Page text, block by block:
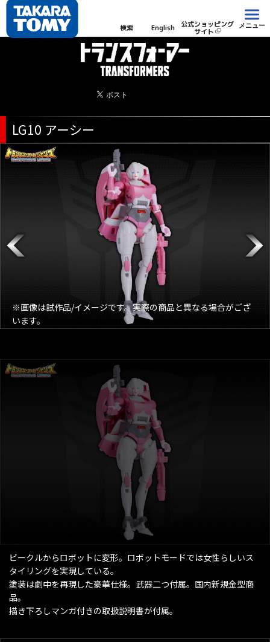
検索 English 公式ショッピング
サイト
メニュー
LG10 アーシー
※画像は試作品/イメージです。実際の商品と異なる場合がござ
います。
ビークルからロボットに変形。ロボットモードでは女性らしいス
タイリングを実現している。
塗装は劇中を再現した豪華仕様。武器二つ付属。国内新規金型商
品。
描き下ろしマンガ付きの取扱説明書が付属。